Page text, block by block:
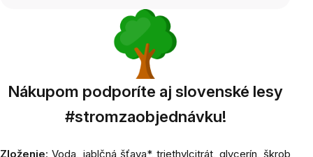
Nákupom podporíte aj slovenské lesy
#stromzaobjednávku!
Zloženie: Voda, jablčná šťava*, triethylcitrát, glycerín, škrob